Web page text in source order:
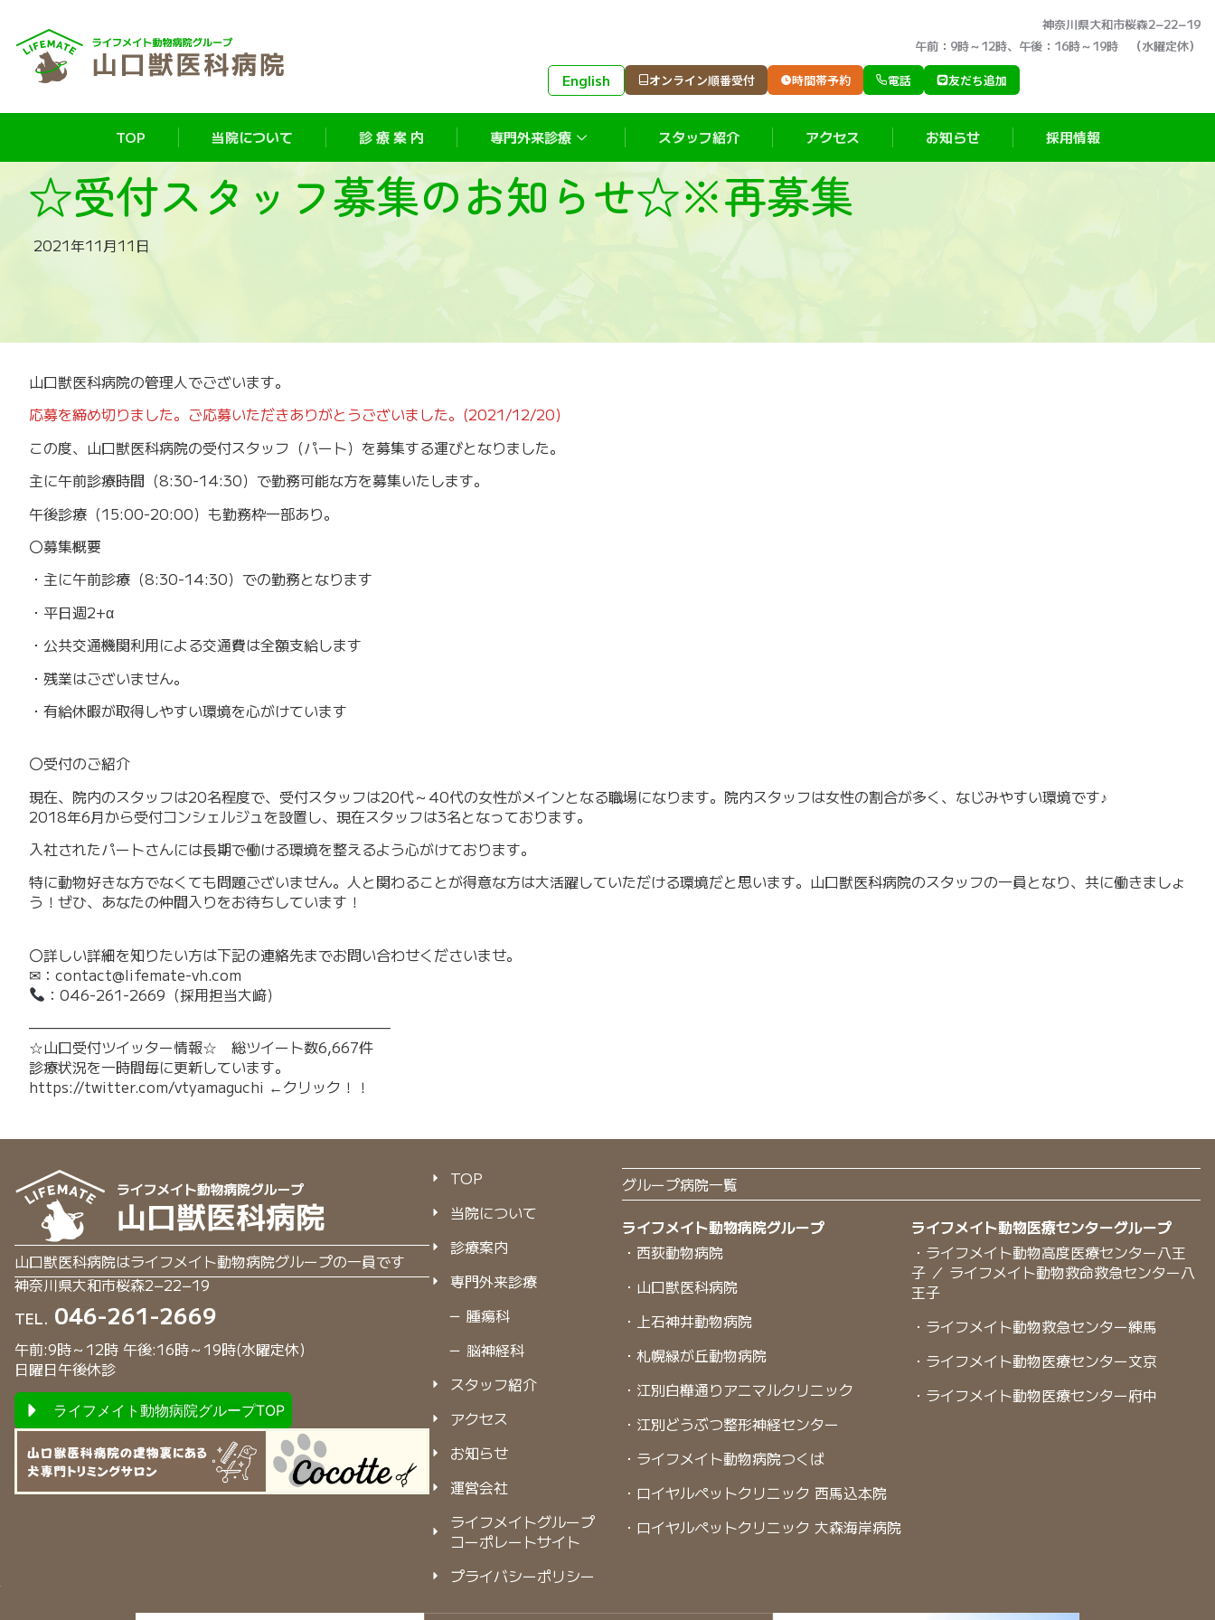
神奈川県大和市桜森2−22−19
午前：9時～12時、午後：16時～19時 （水曜定休）
English オンライン順番受付 時間帯予約 電話 友だち追加
TOP 当院について 診 療 案 内 専門外来診療 スタッフ紹介 アクセス お知らせ 採用情報
☆受付スタッフ募集のお知らせ☆※再募集
2021年11月11日
山口獣医科病院の管理人でございます。
応募を締め切りました。ご応募いただきありがとうございました。(2021/12/20)
この度、山口獣医科病院の受付スタッフ（パート）を募集する運びとなりました。
主に午前診療時間（8:30-14:30）で勤務可能な方を募集いたします。
午後診療（15:00-20:00）も勤務枠一部あり。
〇募集概要
・主に午前診療（8:30-14:30）での勤務となります
・平日週2+α
・公共交通機関利用による交通費は全額支給します
・残業はございません。
・有給休暇が取得しやすい環境を心がけています
〇受付のご紹介
現在、院内のスタッフは20名程度で、受付スタッフは20代～40代の女性がメインとなる職場になります。院内スタッフは女性の割合が多く、なじみやすい環境です♪
2018年6月から受付コンシェルジュを設置し、現在スタッフは3名となっております。
入社されたパートさんには長期で働ける環境を整えるよう心がけております。
特に動物好きな方でなくても問題ございません。人と関わることが得意な方は大活躍していただける環境だと思います。山口獣医科病院のスタッフの一員となり、共に働きましょ
う！ぜひ、あなたの仲間入りをお待ちしています！
〇詳しい詳細を知りたい方は下記の連絡先までお問い合わせくださいませ。
✉：contact@lifemate-vh.com
：046-261-2669（採用担当大﨑）
—————————————————————————
☆山口受付ツイッター情報☆ 総ツイート数6,667件
診療状況を一時間毎に更新しています。
https://twitter.com/vtyamaguchi ←クリック！！
山口獣医科病院はライフメイト動物病院グループの一員です
神奈川県大和市桜森2−22−19
TEL. 046-261-2669
午前:9時～12時 午後:16時～19時(水曜定休)
日曜日午後休診
ライフメイト動物病院グループTOP
TOP
当院について
診療案内
専門外来診療
－ 腫瘍科
－ 脳神経科
スタッフ紹介
アクセス
お知らせ
運営会社
ライフメイトグループ
コーポレートサイト
プライバシーポリシー
グループ病院一覧
ライフメイト動物病院グループ
・西荻動物病院
・山口獣医科病院
・上石神井動物病院
・札幌緑が丘動物病院
・江別白樺通りアニマルクリニック
・江別どうぶつ整形神経センター
・ライフメイト動物病院つくば
・ロイヤルペットクリニック 西馬込本院
・ロイヤルペットクリニック 大森海岸病院
ライフメイト動物医療センターグループ
・ライフメイト動物高度医療センター八王
子 ／ ライフメイト動物救命救急センター八
王子
・ライフメイト動物救急センター練馬
・ライフメイト動物医療センター文京
・ライフメイト動物医療センター府中